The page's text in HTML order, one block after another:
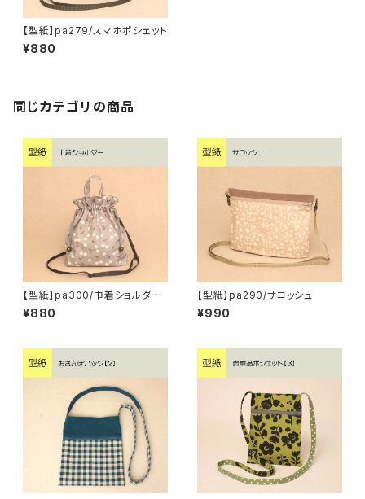
【型紙】pa279/スマホポシェット
¥880
同じカテゴリの商品
【型紙】pa300/巾着ショルダー
¥880
【型紙】pa290/サコッシュ
¥990